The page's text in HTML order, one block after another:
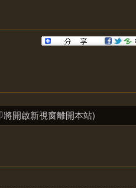
將開啟新視窗離開本站)